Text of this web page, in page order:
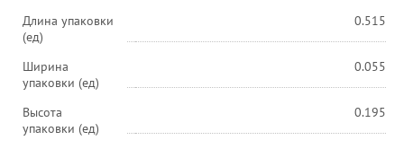
Длина упаковки
(ед)
0.515
Ширина
упаковки (ед)
0.055
Высота
упаковки (ед)
0.195